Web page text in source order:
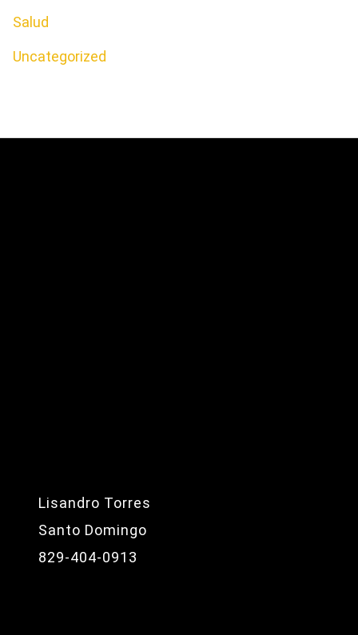
Salud
Uncategorized
Lisandro Torres
Santo Domingo
829-404-0913